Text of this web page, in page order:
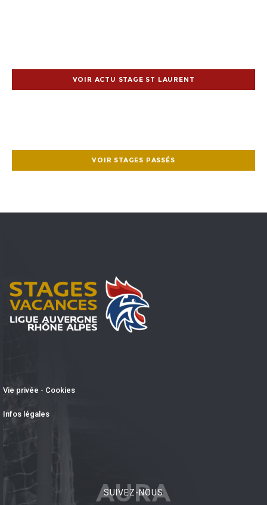
VOIR ACTU STAGE ST LAURENT
VOIR STAGES PASSÉS
Vie privée - Cookies
Infos légales
AURA
SUIVEZ-NOUS